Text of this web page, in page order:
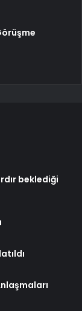
beklediği